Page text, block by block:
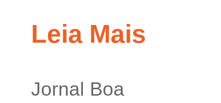
Leia Mais
Jornal Boa